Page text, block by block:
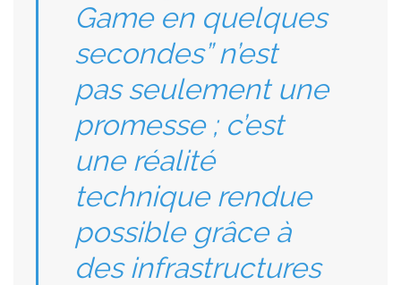
Game en quelques
secondes” n’est
pas seulement une
promesse ; c’est
une réalité
technique rendue
possible grâce à
des infrastructures